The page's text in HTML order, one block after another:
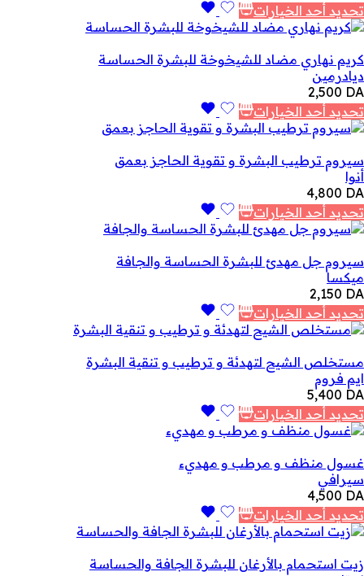
تحديد أحد الخيارات
كريم نهاري مضاد للشيخوخة للبشرة الحساسة
ديادرمين
2,500 DA
تحديد أحد الخيارات
سيروم ترطيب البشرة و تقوية الحاجز بعمق
أنوا
4,800 DA
تحديد أحد الخيارات
سيروم جل مهدئ للبشرة الحساسة والجافة
ميكسا
2,150 DA
تحديد أحد الخيارات
مستخلص الشيح لتهدئة و ترطيب و تنقية البشرة
ايم فروم
5,400 DA
تحديد أحد الخيارات
غسول منظف و مرطب و مهديء
سيرافي
4,500 DA
تحديد أحد الخيارات
زيت استحمام بالأرغان للبشرة الجافة والحساسة